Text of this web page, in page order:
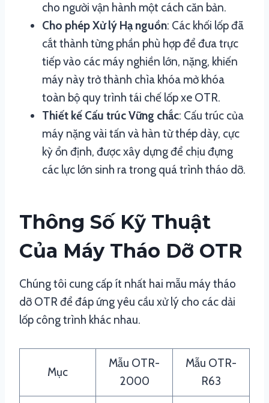
cho người vận hành một cách căn bản.
Cho phép Xử lý Hạ nguồn: Các khối lốp đã
cắt thành từng phần phù hợp để đưa trực
tiếp vào các máy nghiền lớn, nặng, khiến
máy này trở thành chìa khóa mở khóa
toàn bộ quy trình tái chế lốp xe OTR.
Thiết kế Cấu trúc Vững chắc: Cấu trúc của
máy nặng vài tấn và hàn từ thép dày, cực
kỳ ổn định, được xây dựng để chịu đựng
các lực lớn sinh ra trong quá trình tháo dỡ.
Thông Số Kỹ Thuật
Của Máy Tháo Dỡ OTR
Chúng tôi cung cấp ít nhất hai mẫu máy tháo
dỡ OTR để đáp ứng yêu cầu xử lý cho các dải
lốp công trình khác nhau.
Mục
Mẫu OTR-
2000
Mẫu OTR-
R63